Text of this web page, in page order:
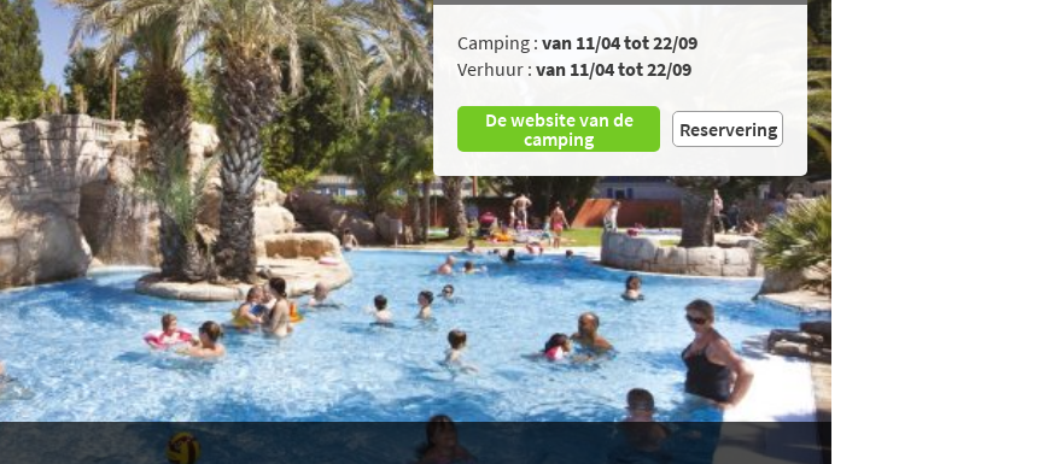
Camping : van 11/04 tot 22/09
Verhuur : van 11/04 tot 22/09
De website van de
camping
Reservering